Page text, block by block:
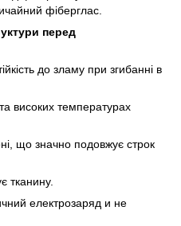
фіберглас.
перед
до зламу при згибанні в
високих температурах
що значно подовжує строк
тканину.
електрозаряд и не